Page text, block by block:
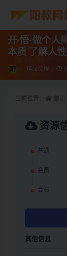
开·悟-做个人
本质 了解人
精品课程
资源
普通
会员
会员
其他信息